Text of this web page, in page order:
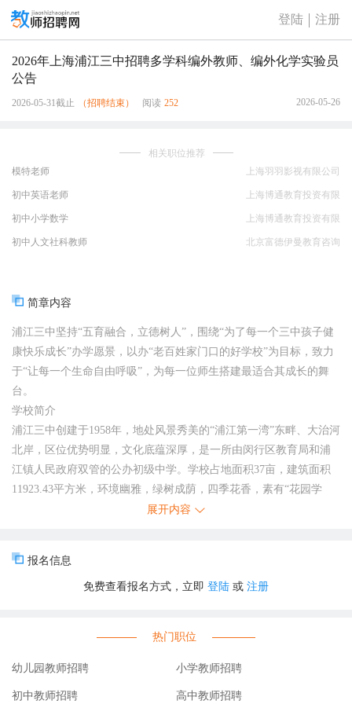
登陆 注册
2026年上海浦江三中招聘多学科编外教师、编外化学实验员
公告
2026-05-31截止 （招聘结束） 阅读 252 2026-05-26
相关职位推荐
模特老师
上海羽羽影视有限公司
初中英语老师
上海博通教育投资有限
初中小学数学
上海博通教育投资有限
初中人文社科教师
北京富德伊曼教育咨询
简章内容
浦江三中坚持“五育融合，立德树人”，围绕“为了每一个三中孩子健
康快乐成长”办学愿景，以办“老百姓家门口的好学校”为目标，致力
于“让每一个生命自由呼吸”，为每一位师生搭建最适合其成长的舞
台。
学校简介
浦江三中创建于1958年，地处风景秀美的“浦江第一湾”东畔、大治河
北岸，区位优势明显，文化底蕴深厚，是一所由闵行区教育局和浦
江镇人民政府双管的公办初级中学。学校占地面积37亩，建筑面积
11923.43平方米，环境幽雅，绿树成荫，四季花香，素有“花园学
校”之称。学校现有26个教学班，学生1100多人，教职工100多人。
了“1+3”(党组织领导的校长负责制、部门负责制、管委会负责制、项
目负责制)负责制扁平化管理模式，提高管理效能，先后获得全国青
学校为落实立德树人根本任务，全面深化教育教学改革，先后承担
展开内容
报名信息
免费查看报名方式，立即 登陆 或 注册
热门职位
幼儿园教师招聘 小学教师招聘
初中教师招聘 高中教师招聘